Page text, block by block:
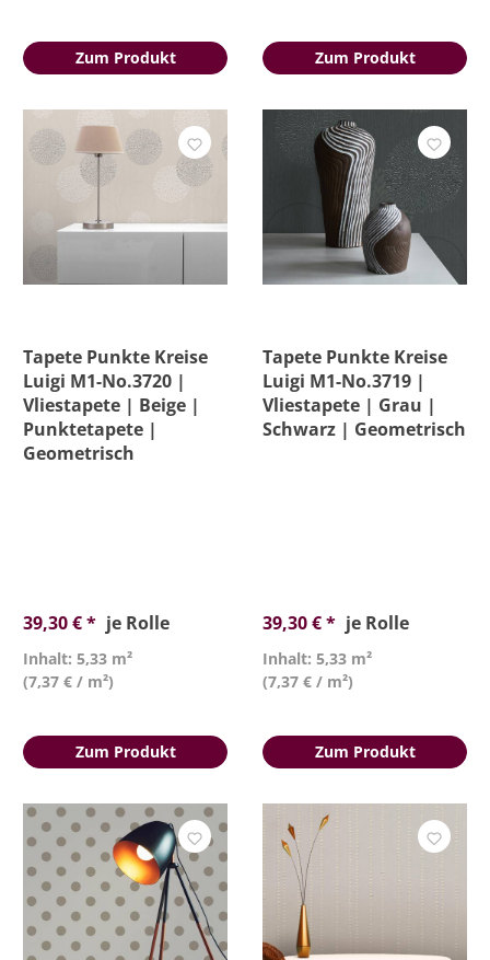
Zum Produkt Zum Produkt
Tapete Punkte Kreise
Luigi M1-No.3720 |
Vliestapete | Beige |
Punktetapete |
Geometrisch
39,30 € * je Rolle
Inhalt: 5,33 m²
(7,37 € / m²)
Zum Produkt
Tapete Punkte Kreise
Luigi M1-No.3719 |
Vliestapete | Grau |
Schwarz | Geometrisch
39,30 € * je Rolle
Inhalt: 5,33 m²
(7,37 € / m²)
Zum Produkt